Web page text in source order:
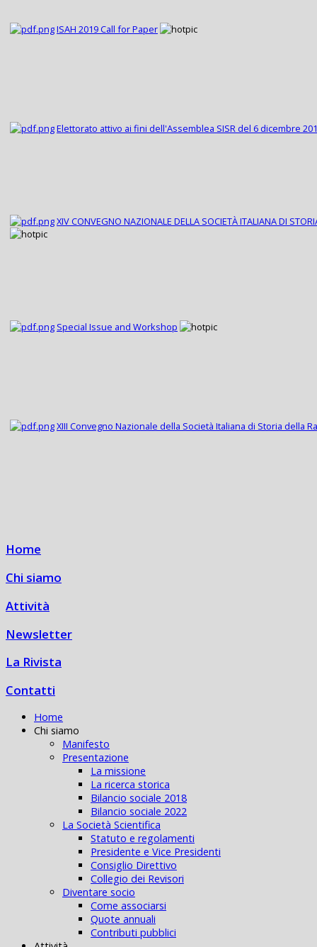
ISAH 2019 Call for Paper
Elettorato attivo ai fini dell'Assemblea SISR del 6 dicembre
XIV CONVEGNO NAZIONALE DELLA SOCIETÀ ITALIANA DI
Special Issue and Workshop
XIII Convegno Nazionale della Società Italiana di Storia della
Home
Chi siamo
Attività
Newsletter
La Rivista
Contatti
Home
Chi siamo
Manifesto
Presentazione
La missione
La ricerca storica
Bilancio sociale 2018
Bilancio sociale 2022
La Società Scientifica
Statuto e regolamenti
Presidente e Vice Presidenti
Consiglio Direttivo
Collegio dei Revisori
Diventare socio
Come associarsi
Quote annuali
Contributi pubblici